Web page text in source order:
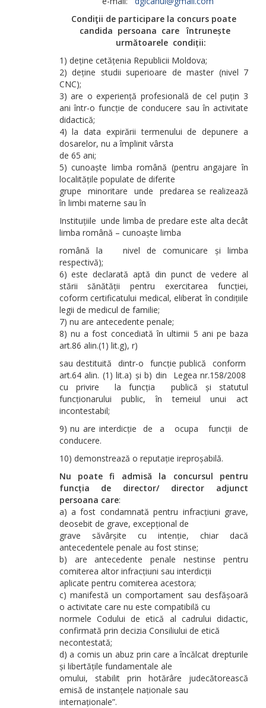
Condiţii de participare la concurs poate
candida persoana care întrunește
următoarele condiții:
1) deține cetățenia Republicii Moldova;
2) deține studii superioare de master (nivel 7
CNC);
3) are o experiență profesională de cel puțin 3
ani într-o funcție de conducere sau în activitate
didactică;
4) la data expirării termenului de depunere a
dosarelor, nu a împlinit vârsta
de 65 ani;
5) cunoaște limba română (pentru angajare în
localitățile populate de diferite
grupe minoritare unde predarea se realizează
în limbi materne sau în
Instituțiile unde limba de predare este alta decât
limba română – cunoaște limba
română la nivel de comunicare și limba
respectivă);
6) este declarată aptă din punct de vedere al
stării sănătății pentru exercitarea funcției,
coform certificatului medical, eliberat în condițiile
legii de medicul de familie;
7) nu are antecedente penale;
8) nu a fost concediată în ultimii 5 ani pe baza
art.86 alin.(1) lit.g), r)
sau destituită dintr-o funcție publică conform
art.64 alin. (1) lit.a) și b) din Legea nr.158/2008
cu privire la funcția publică și statutul
funcționarului public, în temeiul unui act
incontestabil;
9) nu are interdicție de a ocupa funcții de
conducere.
10) demonstrează o reputație ireproșabilă.
Nu poate fi admisă la concursul pentru
funcția de director/ director adjunct
persoana care:
a) a fost condamnată pentru infracțiuni grave,
deosebit de grave, excepțional de
grave săvârșite cu intenție, chiar dacă
antecedentele penale au fost stinse;
b) are antecedente penale nestinse pentru
comiterea altor infracțiuni sau interdicții
aplicate pentru comiterea acestora;
c) manifestă un comportament sau desfășoară
o activitate care nu este compatibilă cu
normele Codului de etică al cadrului didactic,
confirmată prin decizia Consiliului de etică
necontestată;
d) a comis un abuz prin care a încălcat drepturile
și libertățile fundamentale ale
omului, stabilit prin hotărâre judecătorească
emisă de instanțele naționale sau
internaționale”.